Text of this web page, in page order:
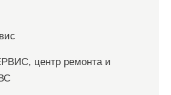
центр ремонта и